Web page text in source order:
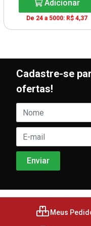
Adicionar
De 24 a 5000: R$ 4,37
Cadastre-se
ofertas!
Meus